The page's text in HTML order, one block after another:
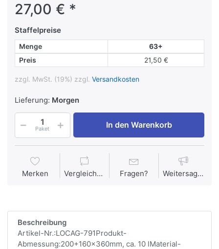
27,00 € *
Staffelpreise
Menge
63+
Preis
21,50 €
zzgl. MwSt. (19%) zzgl. Versandkosten
Lieferung: Morgen
Paket In den Warenkorb
Merken Vergleichen Fragen? Weitersagen
Beschreibung
Artikel-Nr.:LOCAG-791Produkt-
Abmessung:200+160x360mm, ca. 10 lMaterial-